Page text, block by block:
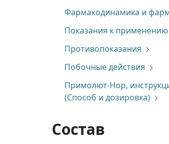
Фармакодинамика и
Показания к применению
Противопоказания
Побочные действия
Примолют-Нор,
(Способ и дозировка)
Состав